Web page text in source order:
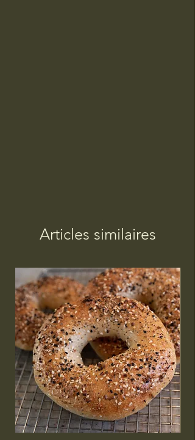
Articles similaires